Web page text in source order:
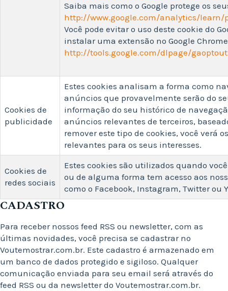
Saiba mais como o Google protege os
http://www.google.com/analytics/learn/
Você pode evitar o uso deste cookie do
instalar uma extensão no Google
http://tools.google.com/dlpage/
Cookies de
publicidade
Estes cookies analisam a forma como
anúncios que provavelmente serão do
informação do seu histórico de
anúncios relevantes de terceiros,
remover este tipo de cookies, você verá
relevantes para os seus interesses.
Cookies de
redes sociais
Estes cookies são utilizados quando
ou de alguma forma tem acesso aos
como o Facebook, Instagram, Twitter ou
CADASTRO
Para receber nossos feed RSS ou newsletter, com as
últimas novidades, você precisa se cadastrar no
Voutemostrar.com.br. Este cadastro é armazenado em
um banco de dados protegido e sigiloso. Qualquer
comunicação enviada para seu email será através do
feed RSS ou da newsletter do Voutemostrar.com.br.